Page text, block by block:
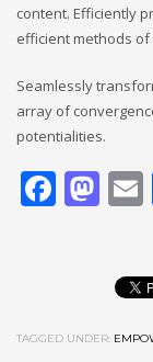
content. Efficiently
efficient methods
Seamlessly
array of
potentialities.
TAGGED UNDER: